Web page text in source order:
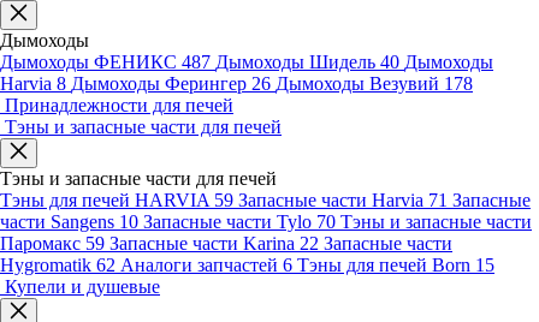
Дымоходы
Дымоходы ФЕНИКС 487 Дымоходы Шидель 40 Дымоходы
Harvia 8 Дымоходы Ферингер 26 Дымоходы Везувий 178
Принадлежности для печей
Тэны и запасные части для печей
Тэны и запасные части для печей
Тэны для печей HARVIA 59 Запасные части Harvia 71 Запасные
части Sangens 10 Запасные части Tylo 70 Тэны и запасные части
Паромакс 59 Запасные части Karina 22 Запасные части
Hygromatik 62 Аналоги запчастей 6 Тэны для печей Born 15
Купели и душевые